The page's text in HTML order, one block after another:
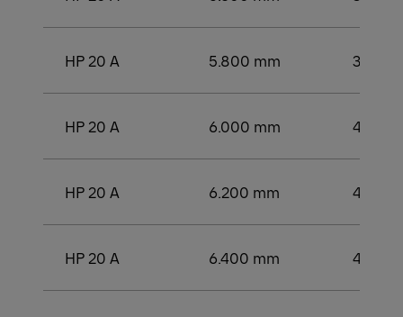
HP 20 A 5.800 mm 3.750
HP 20 A 6.000 mm 4.000
HP 20 A 6.200 mm 4.200
HP 20 A 6.400 mm 4.250